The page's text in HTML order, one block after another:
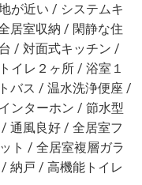
が近い / システムキ
居室収納 / 閑静な住
/ 対面式キッチン /
イレ２ヶ所 / 浴室１
バス / 温水洗浄便座 /
ンターホン / 節水型
通風良好 / 全居室フ
ト / 全居室複層ガラ
納戸 / 高機能トイレ